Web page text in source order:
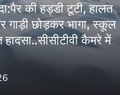
की हड्डी टूटी, हालत
गाड़ी छोड़कर भागा, स्कूल
कैमरे में